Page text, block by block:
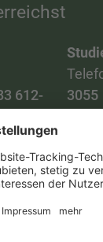
612-
3055
Mail: